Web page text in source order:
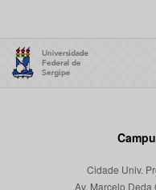
Cidade Univ.
Av. Marcelo Deda